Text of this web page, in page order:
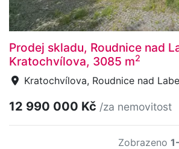
Prodej skladu, Roudnice nad
Kratochvílova, 3085 m2
Kratochvílova, Roudnice nad
12 990 000 Kč /za nemovitost
Zobrazeno